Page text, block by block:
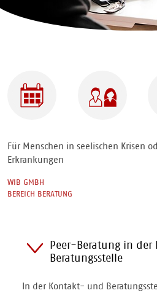
Für Menschen in seelischen Krisen
Erkrankungen
WIB GMBH
BEREICH BERATUNG
Peer-Beratung in der
Beratungsstelle
In der Kontakt- und
Peer-
Beratung
in der
Beratungsstelle
Angebote
| Mit